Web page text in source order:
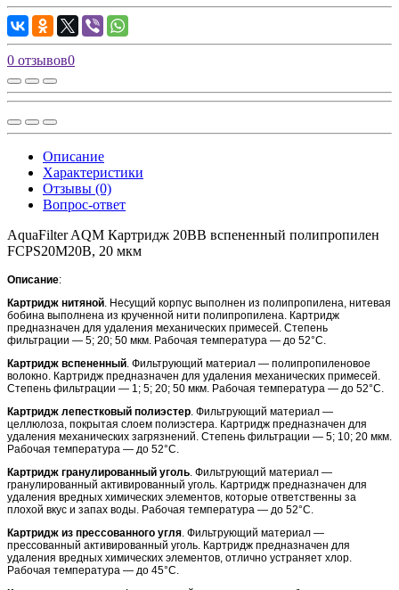
0 отзывов0
Описание
Характеристики
Отзывы (0)
Вопрос-ответ
AquaFilter AQM Картридж 20ВВ вспененный полипропилен
FCPS20M20B, 20 мкм
Описание:
Картридж нитяной. Несущий корпус выполнен из полипропилена, нитевая
бобина выполнена из крученной нити полипропилена. Картридж
предназначен для удаления механических примесей. Степень
фильтрации — 5; 20; 50 мкм. Рабочая температура — до 52°С.
Картридж вспененный. Фильтрующий материал — полипропиленовое
волокно. Картридж предназначен для удаления механических примесей.
Степень фильтрации — 1; 5; 20; 50 мкм. Рабочая температура — до 52°С.
Картридж лепестковый полиэстер. Фильтрующий материал —
целлюлоза, покрытая слоем полиэстера. Картридж предназначен для
удаления механических загрязнений. Степень фильтрации — 5; 10; 20 мкм.
Рабочая температура — до 52°С.
Картридж гранулированный уголь. Фильтрующий материал —
гранулированный активированный уголь. Картридж предназначен для
удаления вредных химических элементов, которые ответственны за
плохой вкус и запах воды. Рабочая температура — до 52°С.
Картридж из прессованного угля. Фильтрующий материал —
прессованный активированный уголь. Картридж предназначен для
удаления вредных химических элементов, отлично устраняет хлор.
Рабочая температура — до 45°С.